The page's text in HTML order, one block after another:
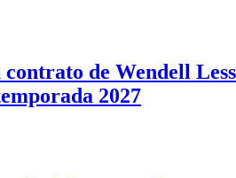
de Wendell
2027